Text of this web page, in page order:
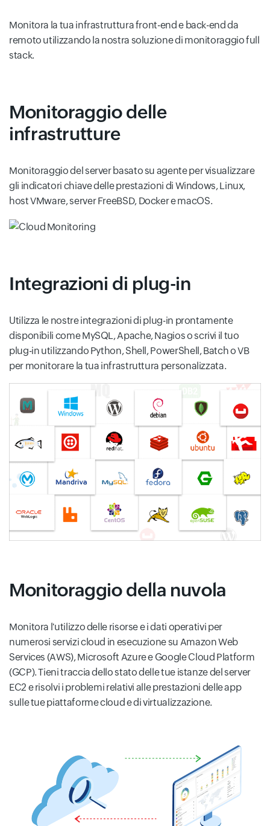
Monitora la tua infrastruttura front-end e back-end da
remoto utilizzando la nostra soluzione di monitoraggio full
stack.
Monitoraggio delle
infrastrutture
Monitoraggio del server basato su agente per visualizzare
gli indicatori chiave delle prestazioni di Windows, Linux,
host VMware, server FreeBSD, Docker e macOS.
Integrazioni di plug-in
Utilizza le nostre integrazioni di plug-in prontamente
disponibili come MySQL, Apache, Nagios o scrivi il tuo
plug-in utilizzando Python, Shell, PowerShell, Batch o VB
per monitorare la tua infrastruttura personalizzata.
Monitoraggio della nuvola
Monitora l'utilizzo delle risorse e i dati operativi per
numerosi servizi cloud in esecuzione su Amazon Web
Services (AWS), Microsoft Azure e Google Cloud Platform
(GCP). Tieni traccia dello stato delle tue istanze del server
EC2 e risolvi i problemi relativi alle prestazioni delle app
sulle tue piattaforme cloud e di virtualizzazione.